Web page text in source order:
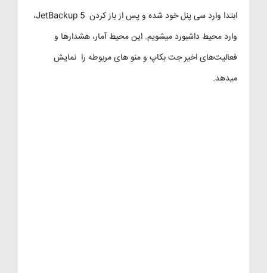
ابتدا وارد سی پنل خود شده و پس از باز کردن JetBackup 5،
وارد محیط داشبورد میشویم. این محیط آمار، هشدارها و
فعالیت‌های اخیر جت بکاپ و منو های مربوطه را نمایش
میدهد.